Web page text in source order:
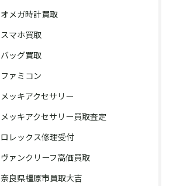
オメガ時計買取
スマホ買取
バッグ買取
ファミコン
メッキアクセサリー
メッキアクセサリー買取査定
ロレックス修理受付
ヴァンクリーフ高価買取
奈良県橿原市買取大吉